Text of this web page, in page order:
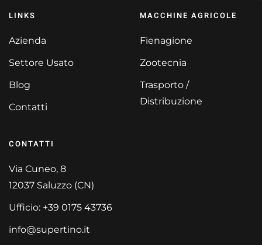
LINKS
Azienda
Settore Usato
Blog
Contatti
MACCHINE AGRICOLE
Fienagione
Zootecnia
Trasporto /
Distribuzione
CONTATTI
Via Cuneo, 8
12037 Saluzzo (CN)
Ufficio: +39 0175 43736
info@supertino.it